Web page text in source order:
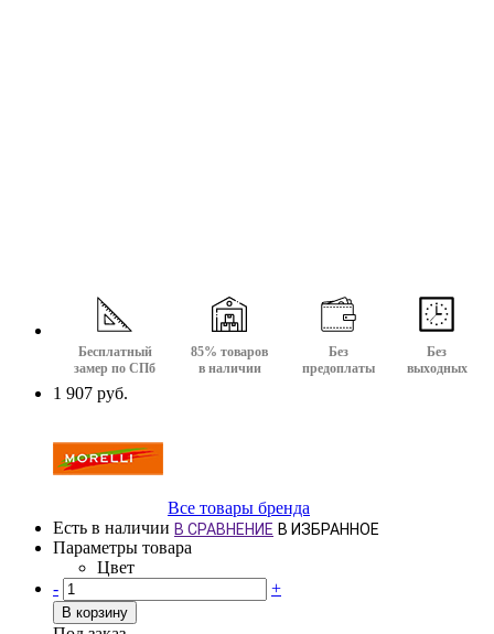
Бесплатный
замер по СПб
85% товаров
в наличии
Без
предоплаты
Без
выходных
1 907 руб.
Все товары бренда
Есть в наличии В СРАВНЕНИЕ В ИЗБРАННОЕ
Параметры товара
Цвет
-
+
В корзину